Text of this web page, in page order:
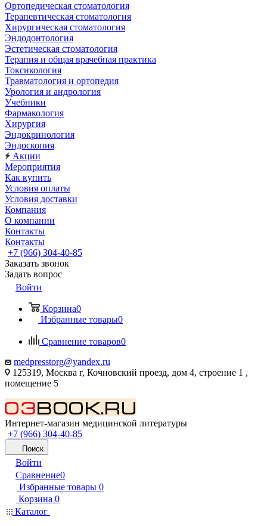
Ортопедическая стоматология
Терапевтическая стоматология
Хирургическая стоматология
Эндодонтология
Эстетическая стоматология
Терапия и общая врачебная практика
Токсикология
Травматология и ортопедия
Урология и андрология
Учебники
Фармакология
Хирургия
Эндокринология
Эндоскопия
Акции
Мероприятия
Как купить
Условия оплаты
Условия доставки
Компания
О компании
Контакты
Контакты
+7 (966) 304-40-85
Заказать звонок
Задать вопрос
Войти
Корзина0
Избранные товары0
Сравнение товаров0
medpresstorg@yandex.ru
125319, Москва г, Кочновский проезд, дом 4, строение 1 ,
помещение 5
Интернет-магазин медицинской литературы
+7 (966) 304-40-85
Поиск
Войти
Сравнение0
Избранные товары 0
Корзина 0
Каталог